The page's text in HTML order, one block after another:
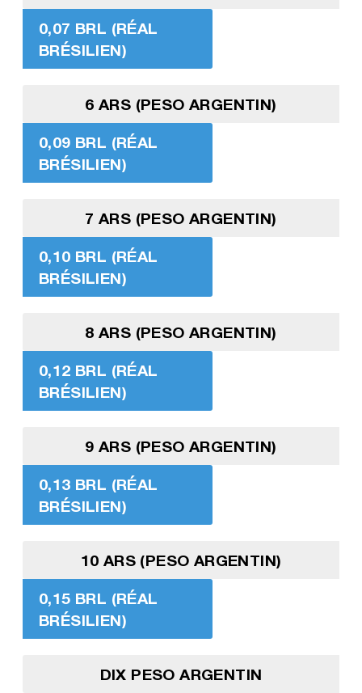
0,07 BRL (RÉAL
BRÉSILIEN)
6 ARS (PESO ARGENTIN)
0,09 BRL (RÉAL
BRÉSILIEN)
7 ARS (PESO ARGENTIN)
0,10 BRL (RÉAL
BRÉSILIEN)
8 ARS (PESO ARGENTIN)
0,12 BRL (RÉAL
BRÉSILIEN)
9 ARS (PESO ARGENTIN)
0,13 BRL (RÉAL
BRÉSILIEN)
10 ARS (PESO ARGENTIN)
0,15 BRL (RÉAL
BRÉSILIEN)
DIX PESO ARGENTIN